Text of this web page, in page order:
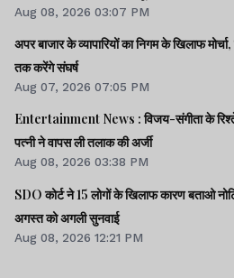
Aug 08, 2026 03:07 PM
अपर बाजार के व्यापारियों का निगम के खिलाफ
तक करेंगे संघर्ष
Aug 07, 2026 07:05 PM
Entertainment News : विजय-संगीता के
पत्नी ने वापस ली तलाक की अर्जी
Aug 08, 2026 03:38 PM
SDO कोर्ट ने 15 लोगों के खिलाफ कारण बताओ
अगस्त को अगली सुनवाई
Aug 08, 2026 12:21 PM